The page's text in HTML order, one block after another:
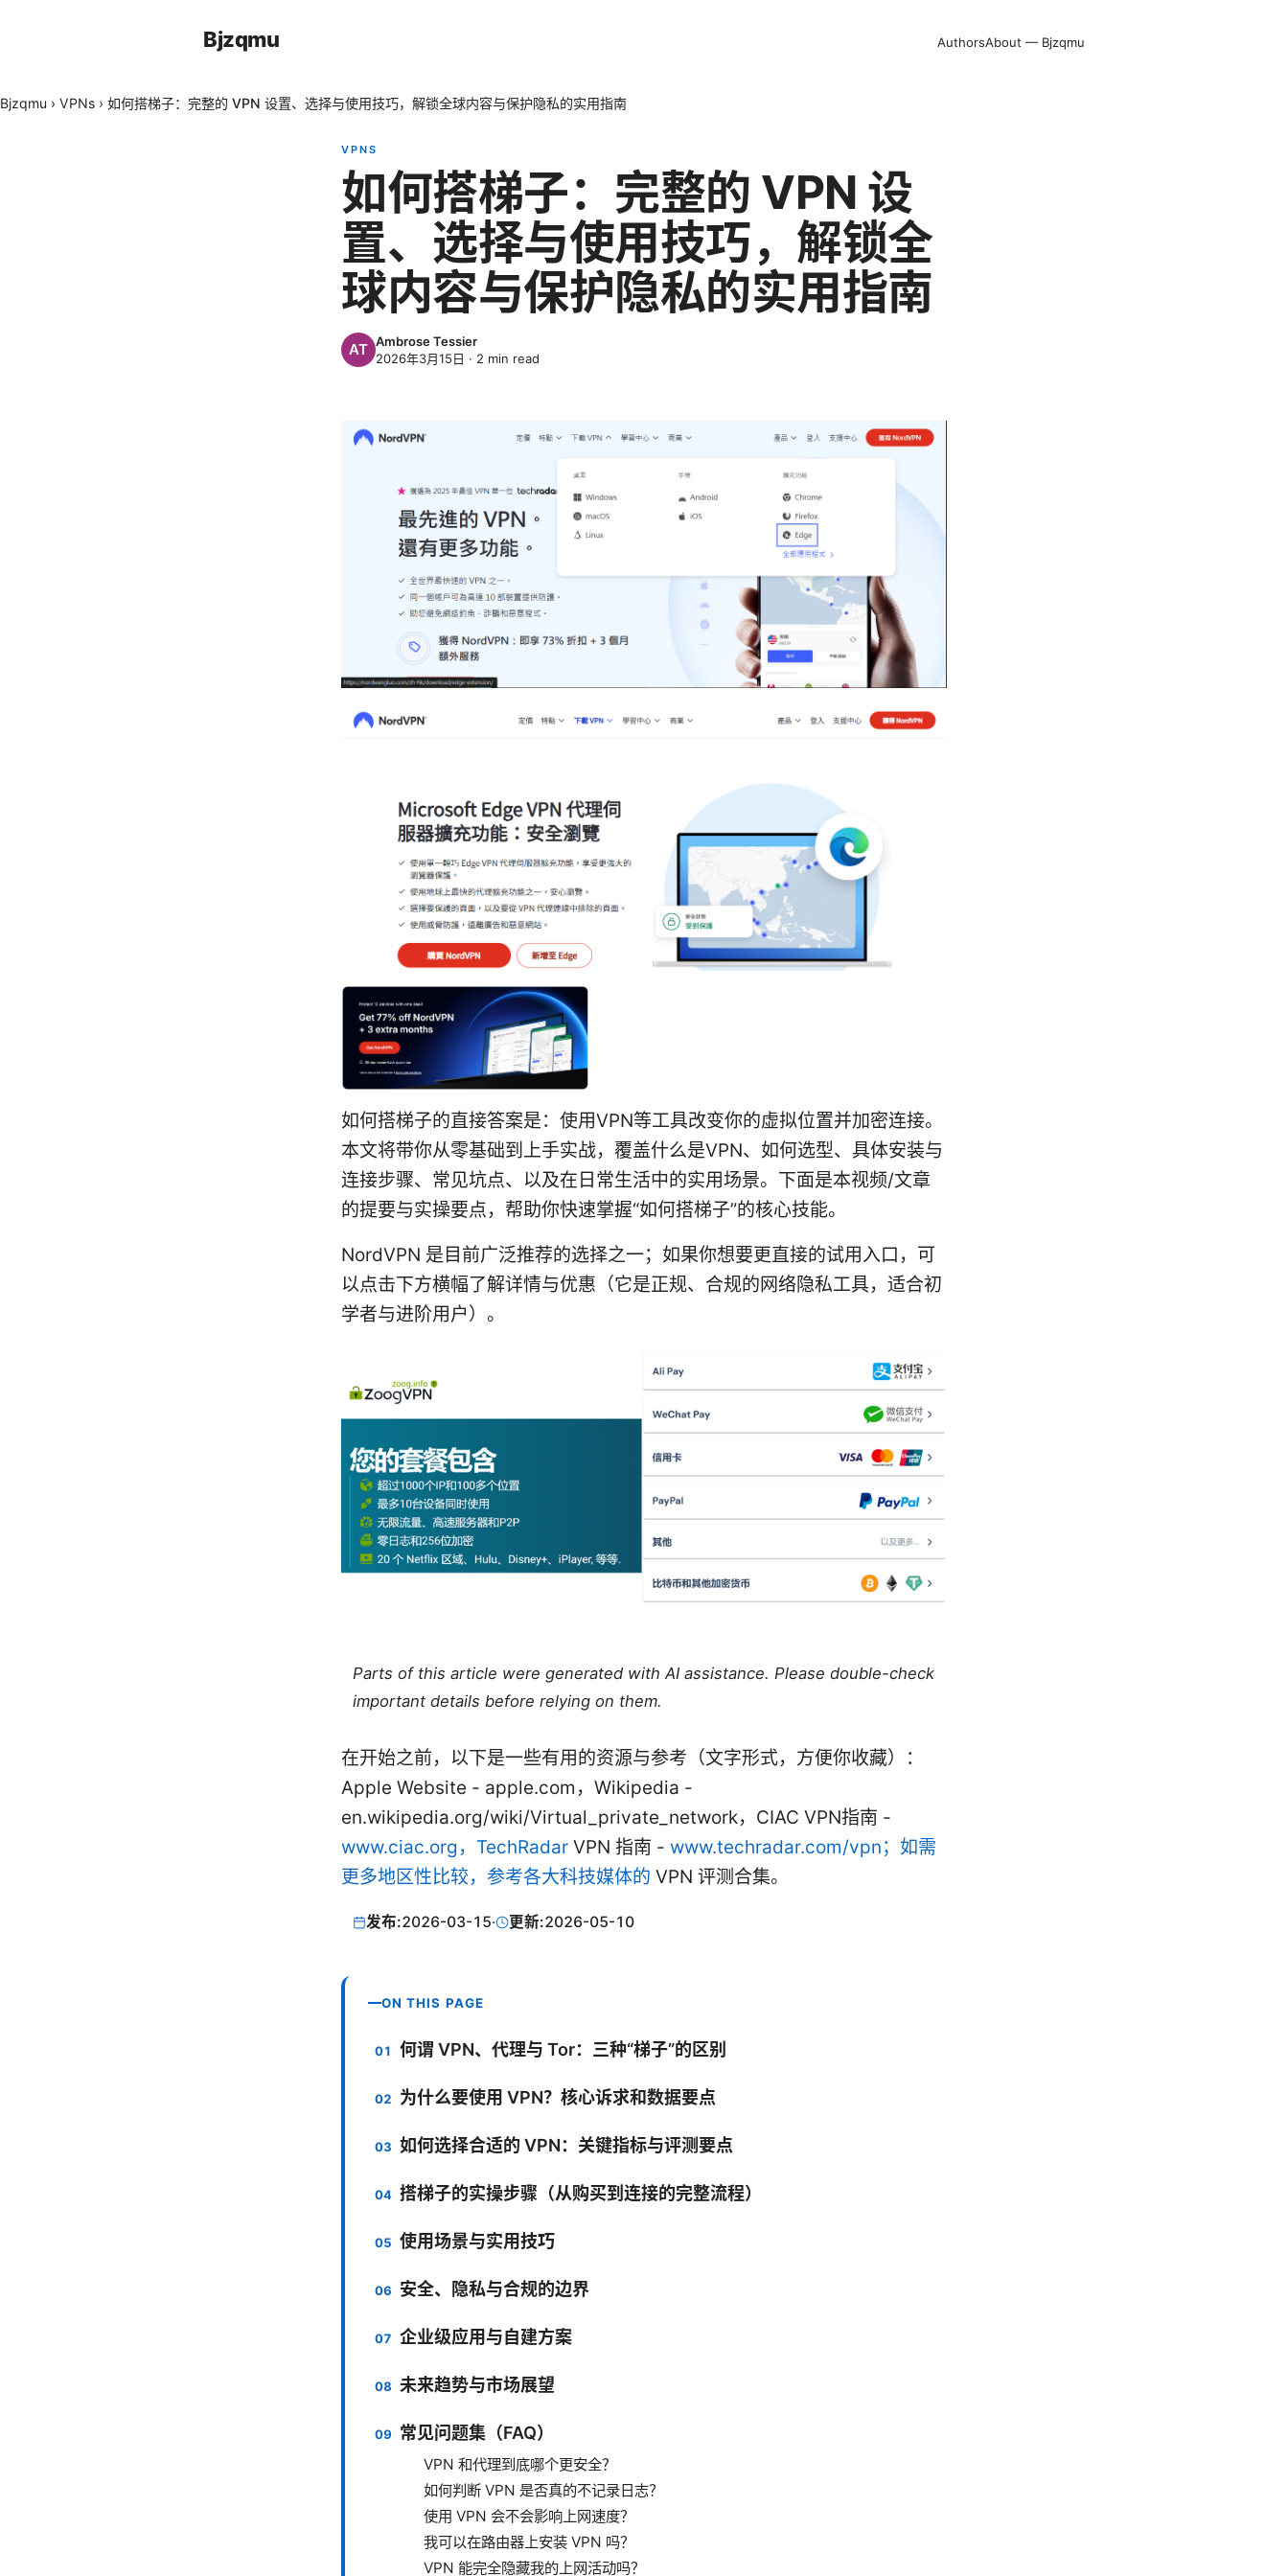
Bjzqmu AuthorsAbout — Bjzqmu
Bjzqmu › VPNs › 如何搭梯子：完整的 VPN 设置、选择与使用技巧，解锁全球内容与保护隐私的实用指南
VPNS
如何搭梯子：完整的 VPN 设
置、选择与使用技巧，解锁全
球内容与保护隐私的实用指南
Ambrose Tessier
2026年3月15日 · 2 min read
如何搭梯子的直接答案是：使用VPN等工具改变你的虚拟位置并加密连接。
本文将带你从零基础到上手实战，覆盖什么是VPN、如何选型、具体安装与
连接步骤、常见坑点、以及在日常生活中的实用场景。下面是本视频/文章
的提要与实操要点，帮助你快速掌握“如何搭梯子”的核心技能。
NordVPN 是目前广泛推荐的选择之一；如果你想要更直接的试用入口，可
以点击下方横幅了解详情与优惠（它是正规、合规的网络隐私工具，适合初
学者与进阶用户）。
Parts of this article were generated with AI assistance. Please double-check
important details before relying on them.
在开始之前，以下是一些有用的资源与参考（文字形式，方便你收藏）：
Apple Website - apple.com，Wikipedia -
en.wikipedia.org/wiki/Virtual_private_network，CIAC VPN指南 -
www.ciac.org，TechRadar VPN 指南 - www.techradar.com/vpn；如需
更多地区性比较，参考各大科技媒体的 VPN 评测合集。
发布:2026-03-15· 更新:2026-05-10
ON THIS PAGE
何谓 VPN、代理与 Tor：三种“梯子”的区别
为什么要使用 VPN？核心诉求和数据要点
如何选择合适的 VPN：关键指标与评测要点
搭梯子的实操步骤（从购买到连接的完整流程）
使用场景与实用技巧
安全、隐私与合规的边界
企业级应用与自建方案
未来趋势与市场展望
常见问题集（FAQ）
VPN 和代理到底哪个更安全？
如何判断 VPN 是否真的不记录日志？
使用 VPN 会不会影响上网速度？
我可以在路由器上安装 VPN 吗？
VPN 能完全隐藏我的上网活动吗？